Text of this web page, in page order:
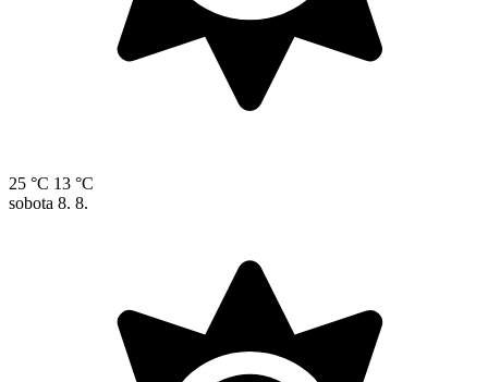
25 °C 13 °C
sobota 8. 8.